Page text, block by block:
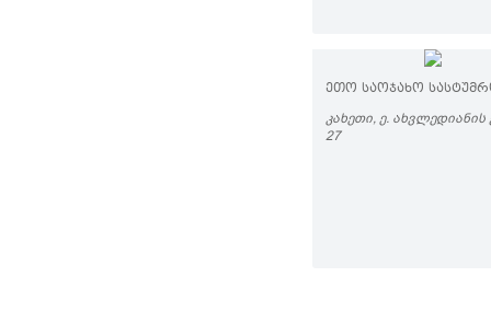
ᲔᲗᲝ ᲡᲐᲝᲯᲐᲮᲝ
ᲙᲐᲮᲔᲗᲘ, Ე. ᲐᲮᲕᲚᲔᲓᲘᲐᲜᲘᲡ
27